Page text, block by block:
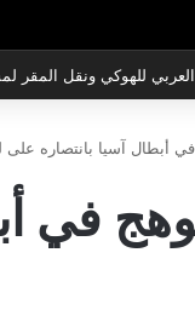
للهوكي ونقل المقر
أبطال آسيا بانتصاره
في